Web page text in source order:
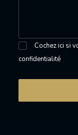
Cochez ici si
confidentialité